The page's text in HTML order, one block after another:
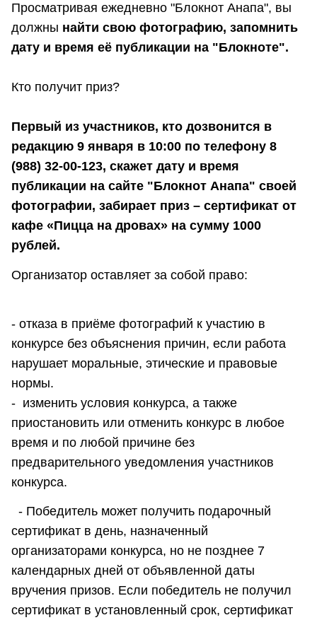
Просматривая ежедневно "Блокнот Анапа", вы
должны найти свою фотографию, запомнить
дату и время её публикации на "Блокноте".
Кто получит приз?
Первый из участников, кто дозвонится в
редакцию 9 января в 10:00 по телефону 8
(988) 32-00-123, скажет дату и время
публикации на сайте "Блокнот Анапа" своей
фотографии, забирает приз – сертификат от
кафе «Пицца на дровах» на сумму 1000
рублей.
Организатор оставляет за собой право:
- отказа в приёме фотографий к участию в
конкурсе без объяснения причин, если работа
нарушает моральные, этические и правовые
нормы.
- изменить условия конкурса, а также
приостановить или отменить конкурс в любое
время и по любой причине без
предварительного уведомления участников
конкурса.
- Победитель может получить подарочный
сертификат в день, назначенный
организаторами конкурса, но не позднее 7
календарных дней от объявленной даты
вручения призов. Если победитель не получил
сертификат в установленный срок, сертификат